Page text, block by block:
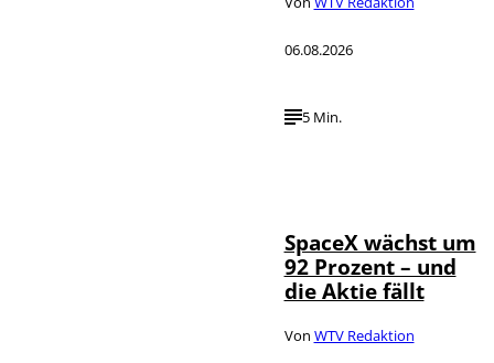
06.08.2026
5 Min.
SpaceX wächst um
92 Prozent – und
die Aktie fällt
Von WTV Redaktion